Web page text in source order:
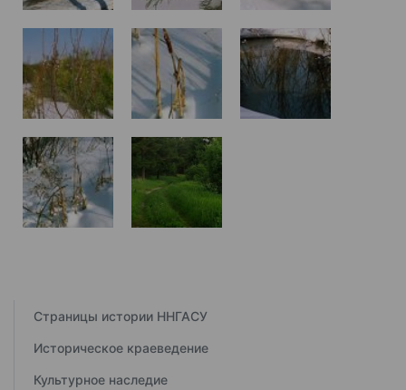
Страницы истории ННГАСУ
Историческое краеведение
Культурное наследие